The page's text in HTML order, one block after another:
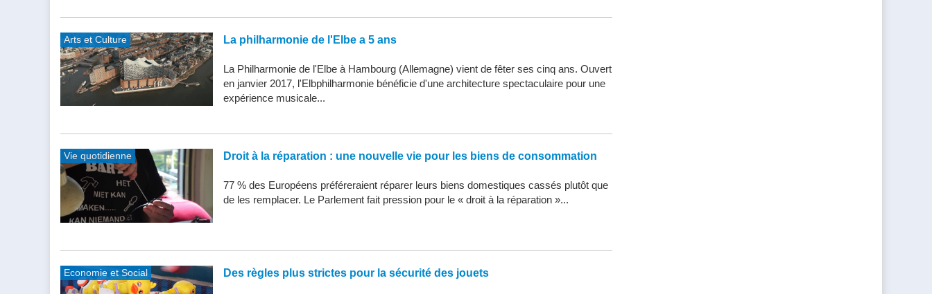
Arts et Culture La philharmonie de l'Elbe a 5 ans
La Philharmonie de l'Elbe à Hambourg (Allemagne) vient de fêter ses cinq ans. Ouvert
en janvier 2017, l'Elbphilharmonie bénéficie d'une architecture spectaculaire pour une
expérience musicale...
Vie quotidienne Droit à la réparation : une nouvelle vie pour les biens de consommation
77 % des Européens préféreraient réparer leurs biens domestiques cassés plutôt que
de les remplacer. Le Parlement fait pression pour le « droit à la réparation »...
Economie et Social Des règles plus strictes pour la sécurité des jouets